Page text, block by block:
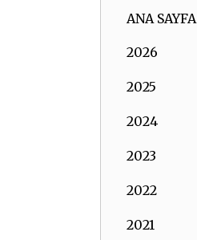
ANA SAYFA
2026
2025
2024
2023
2022
2021